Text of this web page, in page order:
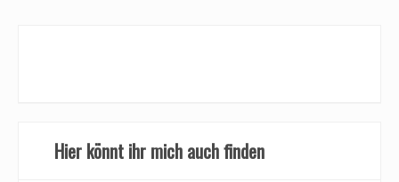
Hier könnt ihr mich auch finden